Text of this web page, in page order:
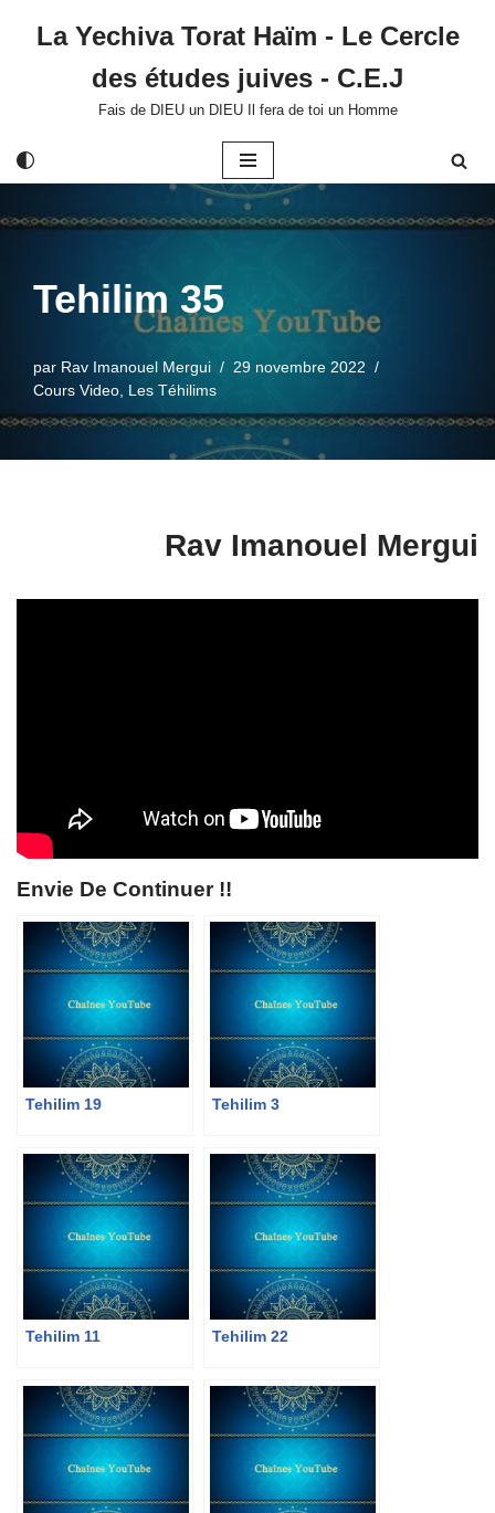
La Yechiva Torat Haïm - Le Cercle
des études juives - C.E.J
Fais de DIEU un DIEU Il fera de toi un Homme
Tehilim 35
par Rav Imanouel Mergui
29 novembre 2022
Cours Video Les Téhilims
Rav Imanouel Mergui
Envie De Continuer !!
Tehilim 19 Tehilim 3
Tehilim 11 Tehilim 22